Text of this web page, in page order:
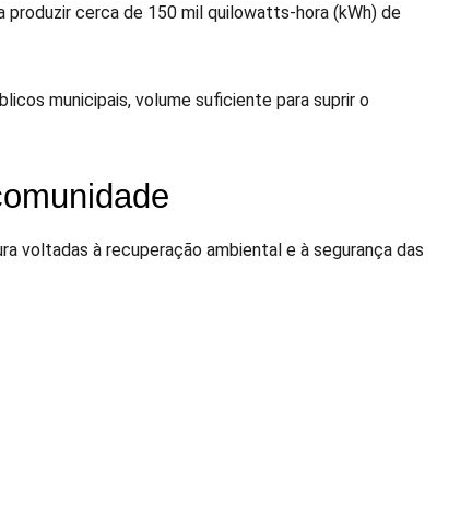
cerca de 150 mil quilowatts-hora (kWh) de
municipais, volume suficiente para suprir o
voltadas à recuperação ambiental e à segurança das